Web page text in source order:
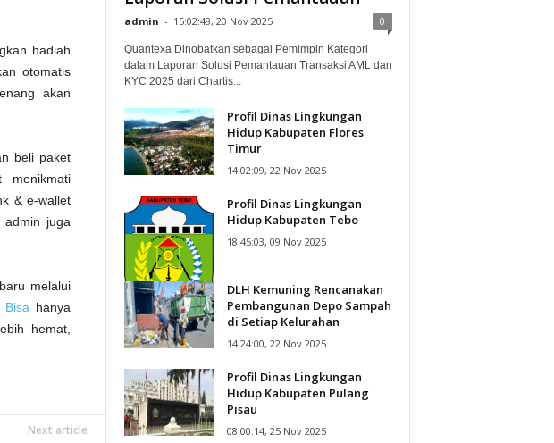
hadiah
otomatis
akan
beli paket
& e-wallet
juga
melalui
Bisa hanya
hemat,
Next article
admin - 15:02:48, 20 Nov 2025 0
Quantexa Dinobatkan sebagai Pemimpin Kategori
dalam Laporan Solusi Pemantauan Transaksi AML dan
KYC 2025 dari Chartis...
Profil Dinas Lingkungan
Hidup Kabupaten Flores
Timur
14:02:09, 22 Nov 2025
Profil Dinas Lingkungan
Hidup Kabupaten Tebo
18:45:03, 09 Nov 2025
DLH Kemuning Rencanakan
Pembangunan Depo Sampah
di Setiap Kelurahan
14:24:00, 22 Nov 2025
Profil Dinas Lingkungan
Hidup Kabupaten Pulang
Pisau
08:00:14, 25 Nov 2025